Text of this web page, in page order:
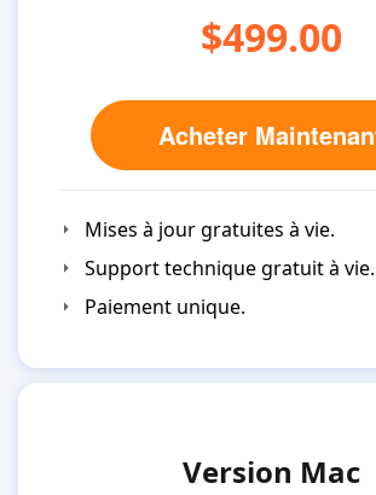
$499.00
Acheter
Mises à jour gratuites à vie.
Support technique gratuit à vie.
Paiement unique.
Version Mac